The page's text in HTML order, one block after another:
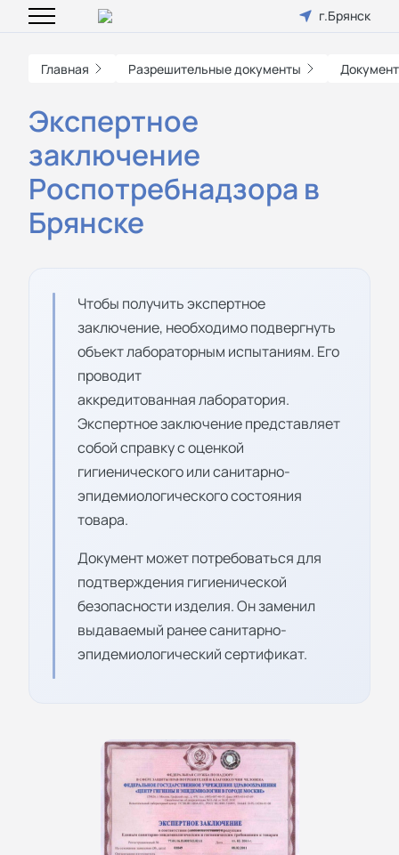
г.Брянск
Главная Разрешительные документы
Экспертное
заключение
Роспотребнадзора в
Брянске
Чтобы получить экспертное
заключение, необходимо подвергнуть
объект лабораторным испытаниям. Его
проводит
аккредитованная лаборатория.
Экспертное заключение представляет
собой справку с оценкой
гигиенического или санитарно-
эпидемиологического состояния
товара.
Документ может потребоваться для
подтверждения гигиенической
безопасности изделия. Он заменил
выдаваемый ранее санитарно-
эпидемиологический сертификат.